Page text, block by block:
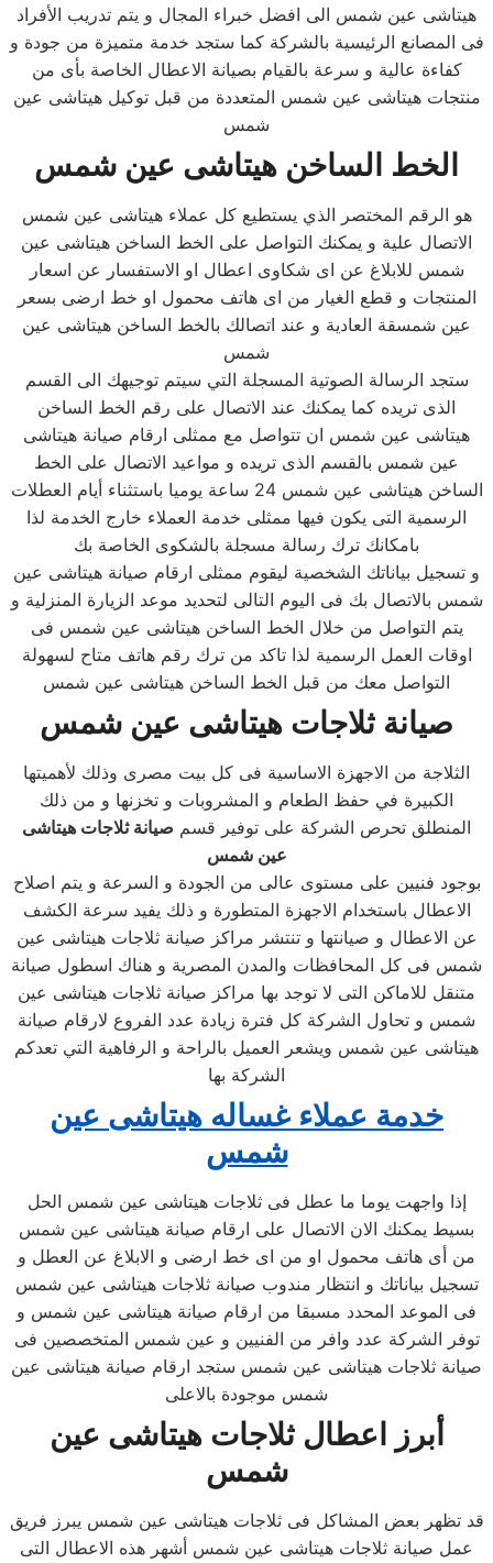
هيتاشى عين شمس الى افضل خبراء المجال و يتم تدريب الأفراد
فى المصانع الرئيسية بالشركة كما ستجد خدمة متميزة من جودة و
كفاءة عالية و سرعة بالقيام بصيانة الاعطال الخاصة بأى من
منتجات هيتاشى عين شمس المتعددة من قبل توكيل هيتاشى عين
شمس
الخط الساخن هيتاشى عين شمس
هو الرقم المختصر الذي يستطيع كل عملاء هيتاشى عين شمس
الاتصال علية و يمكنك التواصل على الخط الساخن هيتاشى عين
شمس للابلاغ عن اى شكاوى اعطال او الاستفسار عن اسعار
المنتجات و قطع الغيار من اى هاتف محمول او خط ارضى بسعر
عين شمسقة العادية و عند اتصالك بالخط الساخن هيتاشى عين
شمس
ستجد الرسالة الصوتية المسجلة التي سيتم توجيهك الى القسم
الذى تريده كما يمكنك عند الاتصال على رقم الخط الساخن
هيتاشى عين شمس ان تتواصل مع ممثلى ارقام صيانة هيتاشى
عين شمس بالقسم الذى تريده و مواعيد الاتصال على الخط
الساخن هيتاشى عين شمس 24 ساعة يوميا باستثناء أيام العطلات
الرسمية التى يكون فيها ممثلى خدمة العملاء خارج الخدمة لذا
بامكانك ترك رسالة مسجلة بالشكوى الخاصة بك
و تسجيل بياناتك الشخصية ليقوم ممثلى ارقام صيانة هيتاشى عين
شمس بالاتصال بك فى اليوم التالى لتحديد موعد الزيارة المنزلية و
يتم التواصل من خلال الخط الساخن هيتاشى عين شمس فى
اوقات العمل الرسمية لذا تاكد من ترك رقم هاتف متاح لسهولة
التواصل معك من قبل الخط الساخن هيتاشى عين شمس
صيانة ثلاجات هيتاشى عين شمس
الثلاجة من الاجهزة الاساسية فى كل بيت مصرى وذلك لأهميتها
الكبيرة في حفظ الطعام و المشروبات و تخزنها و من ذلك
المنطلق تحرص الشركة على توفير قسم صيانة ثلاجات هيتاشى
عين شمس
بوجود فنيين على مستوى عالى من الجودة و السرعة و يتم اصلاح
الاعطال باستخدام الاجهزة المتطورة و ذلك يفيد سرعة الكشف
عن الاعطال و صيانتها و تنتشر مراكز صيانة ثلاجات هيتاشى عين
شمس فى كل المحافظات والمدن المصرية و هناك اسطول صيانة
متنقل للاماكن التى لا توجد بها مراكز صيانة ثلاجات هيتاشى عين
شمس و تحاول الشركة كل فترة زيادة عدد الفروع لارقام صيانة
هيتاشى عين شمس ويشعر العميل بالراحة و الرفاهية التي تعدكم
الشركة بها
خدمة عملاء غساله هيتاشى عين
شمس
إذا واجهت يوما ما عطل فى ثلاجات هيتاشى عين شمس الحل
بسيط يمكنك الان الاتصال على ارقام صيانة هيتاشى عين شمس
من أى هاتف محمول او من اى خط ارضى و الابلاغ عن العطل و
تسجيل بياناتك و انتظار مندوب صيانة ثلاجات هيتاشى عين شمس
فى الموعد المحدد مسبقا من ارقام صيانة هيتاشى عين شمس و
توفر الشركة عدد وافر من الفنيين و عين شمس المتخصصين فى
صيانة ثلاجات هيتاشى عين شمس ستجد ارقام صيانة هيتاشى عين
شمس موجودة بالاعلى
أبرز اعطال ثلاجات هيتاشى عين
شمس
قد تظهر بعض المشاكل فى ثلاجات هيتاشى عين شمس يبرز فريق
عمل صيانة ثلاجات هيتاشى عين شمس أشهر هذه الاعطال التى